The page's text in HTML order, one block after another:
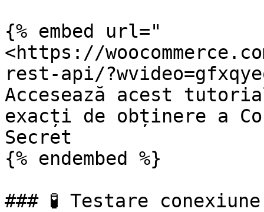
{% embed url="
<https://
rest-api/
Accesează acest
exacți de obținere a
Secret
{% endembed %}
### 🧪 Testare conexiune